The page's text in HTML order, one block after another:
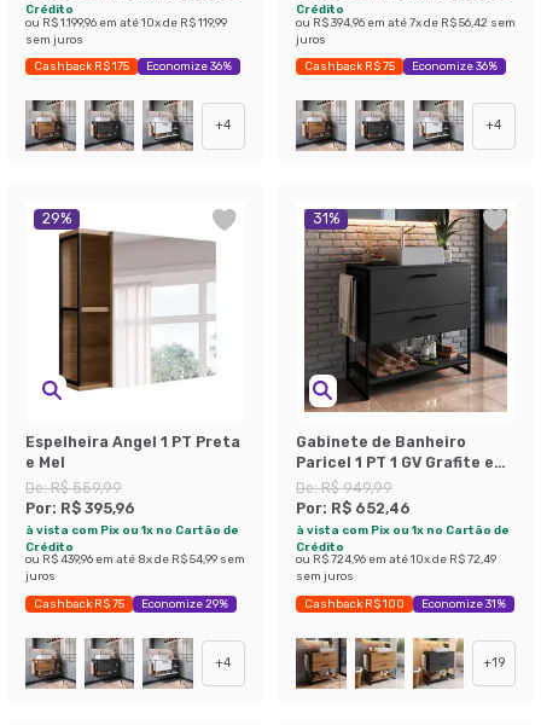
Crédito
ou R$ 1.199,96 em até10x de R$ 119,99
sem juros
Cashback R$ 175 Economize 36%
+4
Crédito
ou R$ 394,96 em até7x de R$ 56,42 sem
juros
Cashback R$ 75 Economize 36%
+4
29%
Espelheira Angel 1 PT Preta
e Mel
De:R$ 559,99
Por: R$ 395,96
à vista com Pix ou 1x no Cartão de
Crédito
ou R$ 439,96 em até 8x de R$ 54,99 sem
juros
Cashback R$ 75 Economize 29%
+4
31%
Gabinete de Banheiro
Paricel 1 PT 1 GV Grafite e
Preto
De:R$ 949,99
Por: R$ 652,46
à vista com Pix ou 1x no Cartão de
Crédito
ou R$ 724,96 em até10x de R$ 72,49
sem juros
Cashback R$ 100 Economize 31%
+19